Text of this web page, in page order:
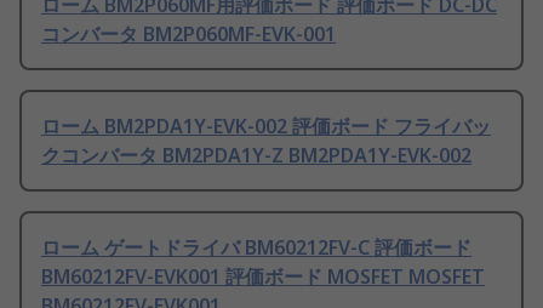
ローム BM2P060MF用評価ボード 評価ボード DC-DC
コンバータ BM2P060MF-EVK-001
ローム BM2PDA1Y-EVK-002 評価ボード フライバッ
クコンバータ BM2PDA1Y-Z BM2PDA1Y-EVK-002
ローム ゲートドライバ BM60212FV-C 評価ボード
BM60212FV-EVK001 評価ボード MOSFET MOSFET